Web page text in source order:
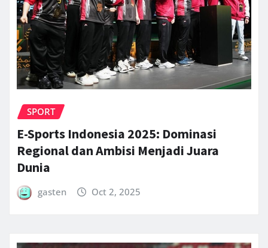
SPORT
E-Sports Indonesia 2025: Dominasi
Regional dan Ambisi Menjadi Juara
Dunia
gasten Oct 2, 2025